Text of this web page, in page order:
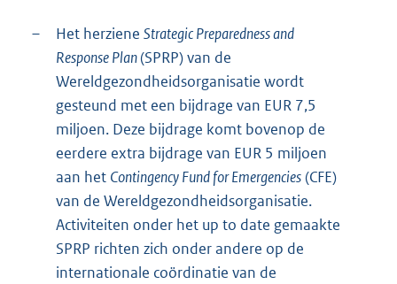
– Het herziene Strategic Preparedness and
Response Plan(SPRP) van de
Wereldgezondheidsorganisatie wordt
gesteund met een bijdrage van EUR 7,5
miljoen. Deze bijdrage komt bovenop de
eerdere extra bijdrage van EUR 5 miljoen
aan het Contingency Fund for Emergencies(CFE)
van de Wereldgezondheidsorganisatie.
Activiteiten onder het up to date gemaakte
SPRP richten zich onder andere op de
internationale coördinatie van de